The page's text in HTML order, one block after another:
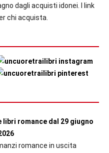
dagli acquisti idonei. I link
chi acquista.
libri romance dal 29 giugno
romance in uscita